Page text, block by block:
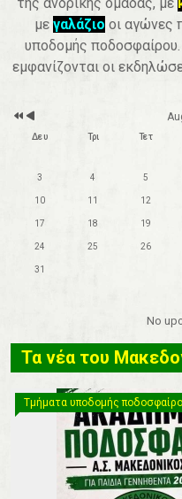
με γαλάζιο οι αγώνες
υποδομής ποδοσφαίρου.
εμφανίζονται οι
t
Δευ Τρι Τετ
3 4 5
10 11 12
17 18 19
24 25 26
31
No
Τα νέα του
Τμήματα υποδομής